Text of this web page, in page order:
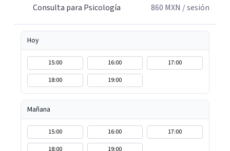
Consulta para Psicología
860 MXN / sesión
Hoy
15:00 16:00
17:00
18:00
19:00
Mañana
15:00 16:00
17:00
18:00
19:00